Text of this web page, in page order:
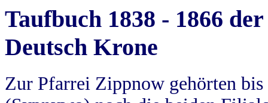
Taufbuch 1838 - 1866
Deutsch Krone
Zur Pfarrei Zippnow gehörten